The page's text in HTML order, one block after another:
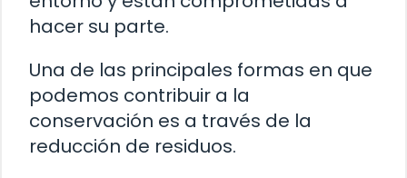
hacer su parte.
Una de las principales formas en que
podemos contribuir a la
conservación es a través de la
reducción de residuos.